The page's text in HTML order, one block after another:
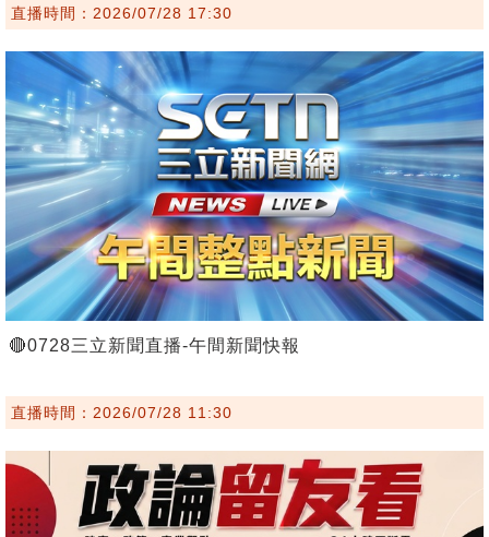
直播時間：2026/07/28 17:30
🔴0728三立新聞直播-午間新聞快報
直播時間：2026/07/28 11:30